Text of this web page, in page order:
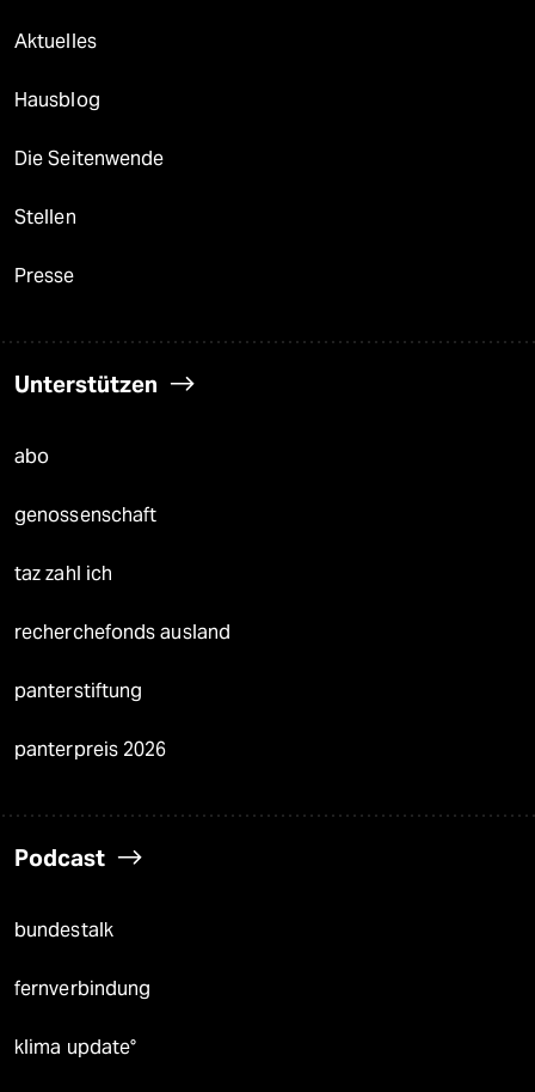
Aktuelles
Hausblog
Die Seitenwende
Stellen
Presse
Unterstützen
abo
genossenschaft
taz zahl ich
recherchefonds ausland
panterstiftung
panterpreis 2026
Podcast
bundestalk
fernverbindung
klima update°